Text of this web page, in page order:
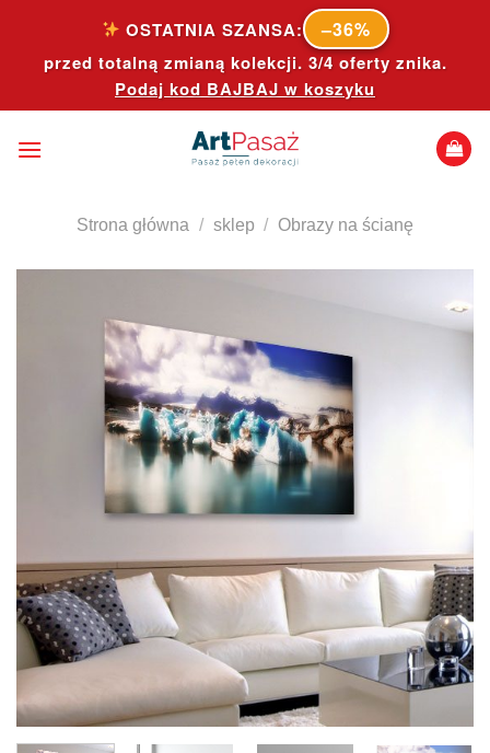
content
OSTATNIA SZANSA: –36%
przed totalną zmianą kolekcji. 3/4 oferty znika.
Podaj kod BAJBAJ w koszyku
Strona główna / sklep / Obrazy na ścianę